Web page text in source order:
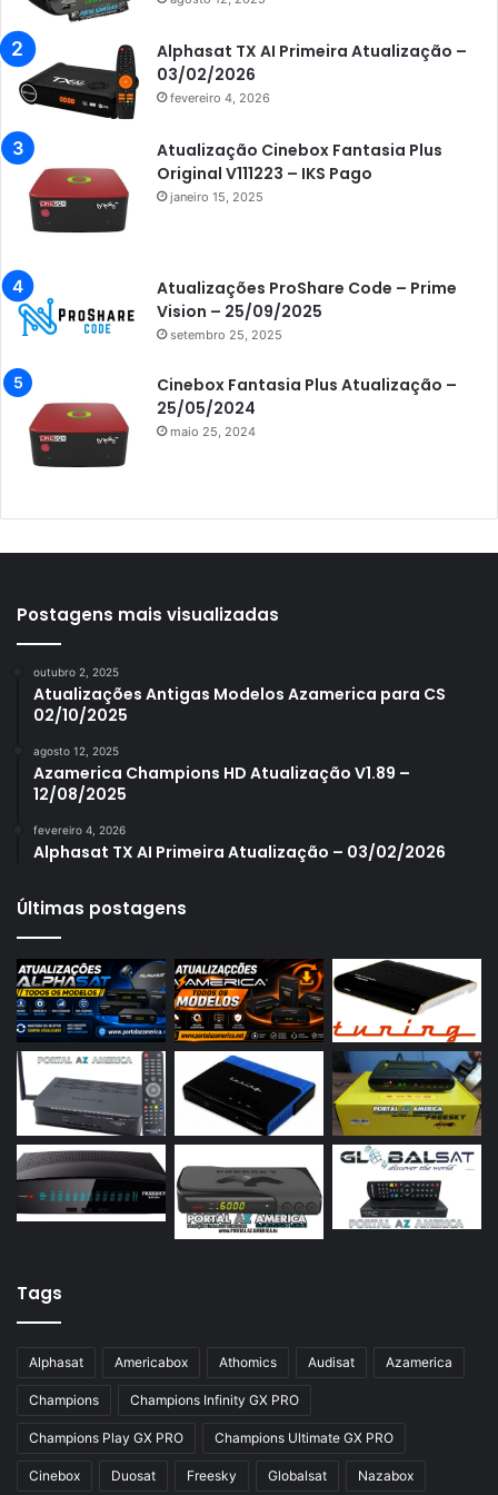
Azamerica Champions
Azamerica Champions IPTV
Azamerica Extremo IPTV
Azamerica F92 Plus
Azamerica Gold
Azamerica i7 IPTV
Azamerica King
Azamerica King GX PRO
Azamerica King IPTV
Azamerica Mobi
Azamerica S1005
Azamerica S1006 Plus
Azamerica S1007 New
Azamerica S1007 Plus
Azamerica S1009
Azamerica S2005
Azamerica S2010
Azamerica S2015
Azamerica S922
Azamerica S922 Mini
Azamerica S928
Azamerica Silver
Azamerica Silver GX PRO
Azamerica Silver IPTV
Azbox Like
Azfox
Azgold
Azplus
Alphasat TX AI Primeira Atualização –
03/02/2026
fevereiro 4, 2026
Atualização Cinebox Fantasia Plus
Original V111223 – IKS Pago
janeiro 15, 2025
Atualizações ProShare Code – Prime
Vision – 25/09/2025
setembro 25, 2025
Cinebox Fantasia Plus Atualização –
25/05/2024
maio 25, 2024
Postagens mais visualizadas
outubro 2, 2025
Atualizações Antigas Modelos Azamerica para CS
02/10/2025
agosto 12, 2025
Azamerica Champions HD Atualização V1.89 –
12/08/2025
fevereiro 4, 2026
Alphasat TX AI Primeira Atualização – 03/02/2026
Últimas postagens
Tags
Alphasat Americabox Athomics Audisat Azamerica
Champions Champions Infinity GX PRO
Champions Play GX PRO Champions Ultimate GX PRO
Cinebox Duosat Freesky Globalsat Nazabox